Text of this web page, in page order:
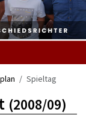
Spieltag
(2008/09)